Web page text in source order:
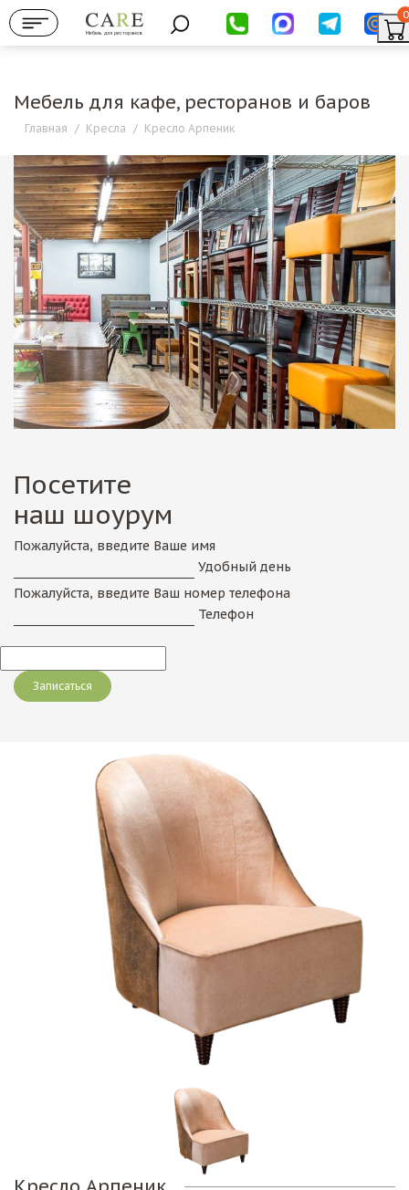
Мебель для ресторанов
0
Мебель для кафе, ресторанов и баров
Главная / Кресла / Кресло Арпеник
Посетите
наш шоурум
Пожалуйста, введите Ваше имя
Удобный день
Пожалуйста, введите Ваш номер телефона
Телефон